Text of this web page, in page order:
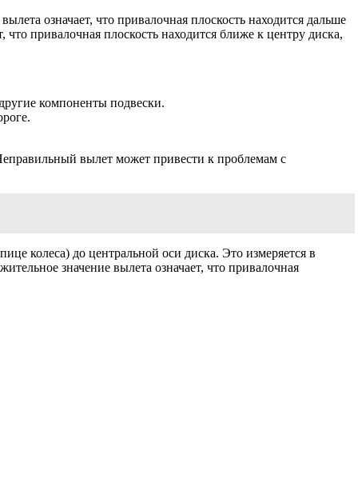
означает, что привалочная плоскость находится дальше
привалочная плоскость находится ближе к центру диска,
компоненты подвески.
вылет может привести к проблемам с
колеса) до центральной оси диска. Это измеряется в
значение вылета означает, что привалочная